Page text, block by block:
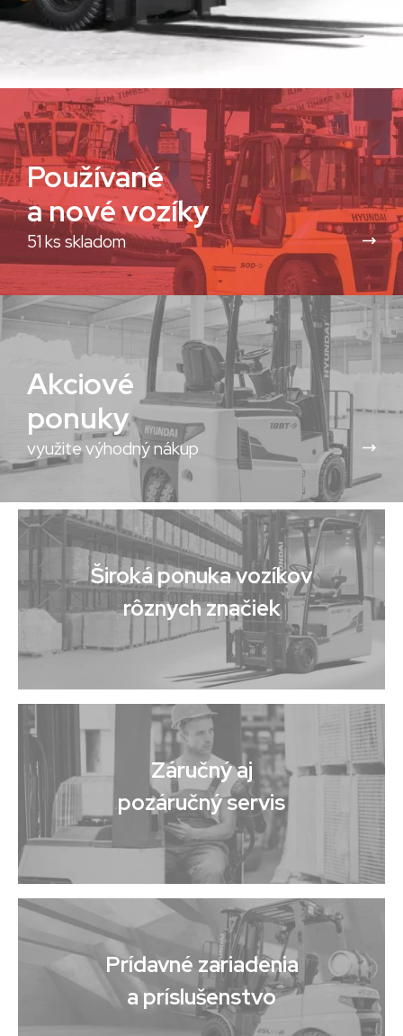
Používané
a nové vozíky
51 ks skladom
Akciové
ponuky
využite výhodný nákup
Široká ponuka vozíkov
rôznych značiek
Záručný aj
pozáručný servis
Prídavné zariadenia
a príslušenstvo